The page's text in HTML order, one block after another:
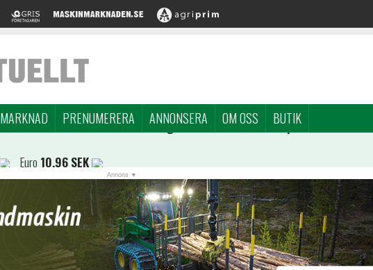
MARKNAD PRENUMERERA ANNONSERA OM OSS
BUTIK